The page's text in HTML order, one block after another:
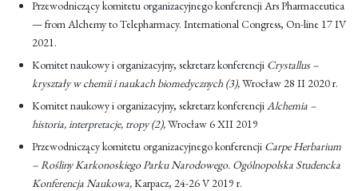
Przewodniczący komitetu organizacyjnego konferencji Ars Pharmaceutica
— from Alchemy to Telepharmacy. International Congress, On-line 17 IV
2021.
Komitet naukowy i organizacyjny, sekretarz konferencji Crystallus –
kryształy w chemii i naukach biomedycznych (3),Wrocław 28 II 2020 r.
Komitet naukowy i organizacyjny, sekretarz konferencjiAlchemia –
historia, interpretacje, tropy (2),Wrocław 6 XII 2019
Przewodniczący komitetu organizacyjnego konferencji Carpe Herbarium
– Rośliny Karkonoskiego Parku Narodowego. Ogólnopolska Studencka
Konferencja Naukowa,Karpacz, 24-26 V 2019 r.